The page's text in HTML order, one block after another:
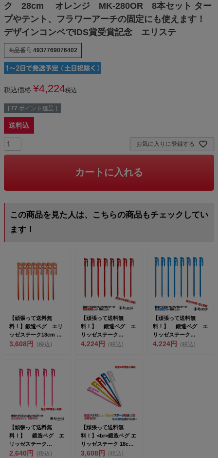
ク 28cm オレンジ MK-280OR 8本セット ター
プやテント、フラワーアーチの固定にも使えます！
デザインコンペでIDS賞受賞記念 エリステ
商品番号 4937769076402
税込価格 ¥4,224税込
[ 77 ポイント進呈 ]
送料込
お気に入りに登録する
カートに入れる
この商品を見た人は、こちらの商品もチェックしてい
ます！
【頑張って送料無
料！】鍛造ペグ エリ
ッゼステーク18cm 限
定色 オレンジ 粉体塗
3,608円 (税込)
【頑張って送料無
料！】 鍛造ペグ エ
リッゼステーク
28cm 8本セット
4,224円 (税込)
【頑張って送料無
料！】 鍛造ペグ エ
リッゼステーク
28cm 8本セット
4,224円 (税込)
【頑張って送料無
料！】 鍛造ペグ エ
リッゼステーク
28cm 5本セット
2,640円 (税込)
【頑張って送料無
料！】<br>鍛造ペグ エ
リッゼステーク 18cm
／8本...
3,608円 (税込)